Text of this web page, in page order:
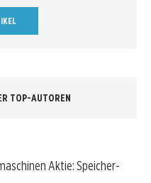
TOP-AUTOREN
Aktie: Speicher-